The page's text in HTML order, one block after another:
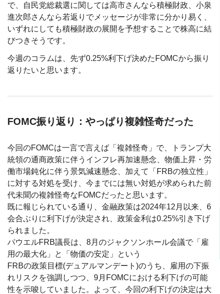
で、自民党総裁選に関しては高市さんなら積極財政、小泉
進次郎さんなら若返りでメッセージが非常に分かり易く、
いずれにしても積極財政の展開を予想することで株高に結
びつきそうです。
今週のコラムは、先ず0.25%利下げ決めたFOMCから振り
返りたいと思います。
FOMC振り返り：やっぱり複雑怪奇だった
今回のFOMCは一言で言えば「複雑怪奇」で、トランプ大
統領の通商政策に伴うインフレ再加速懸念、物価上昇・労
働市場鈍化に伴う景気減速懸念、加えて「FRBの独立性」
に対する対処を受け、今までには無い対処が求められた前
代未聞の複雑怪奇なFOMCだったと思います。
既に報じられている通り、金融政策は2024年12月以来、6
会合ぶりに利下げが決定され、政策金利は0.25%引き下げ
られました。
パウエルFRB議長は、8月のジャクソンホール会議で「雇
用の最大化」と「物価の安定」という
FRBの政策目標(デュアルマンデート)のうち、雇用の下振
れリスクを強調しつつ、9月FOMCにおける利下げの可能
性を示唆していました。よって、今回の利下げの決定は大